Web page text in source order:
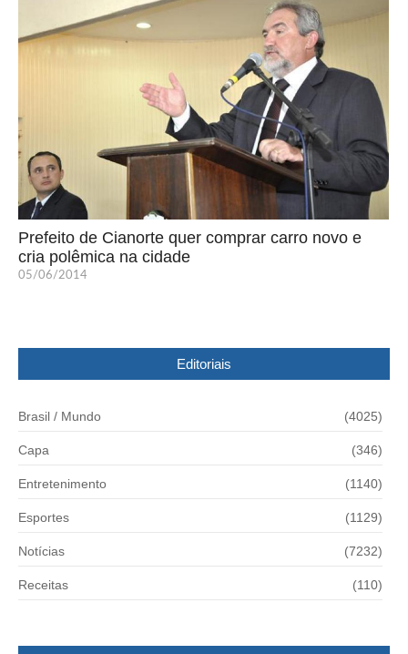
Prefeito de Cianorte quer comprar carro novo e
cria polêmica na cidade
05/06/2014
Editoriais
Brasil / Mundo (4025)
Capa (346)
Entretenimento (1140)
Esportes (1129)
Notícias (7232)
Receitas (110)